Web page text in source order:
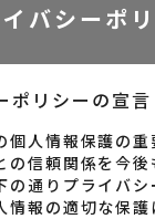
バシーポ
ポリシーの宣言
個人情報保護の
の信頼関係を今
の通りプライバ
報の適切な保護